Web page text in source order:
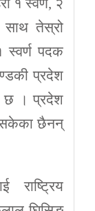
तेस्रो
स्वर्ण पदक
प्रदेश
छ । प्रदेश
सकेका छैनन्
राष्ट्रिय